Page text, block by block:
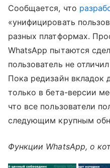
Сообщается, что
«унифицировать
разных платформах.
WhatsApp пытаются
пользователь не
Пока редизайн вкладок
только в бета-версии
что все пользователи
следующим крупным
Функции WhatsApp, о